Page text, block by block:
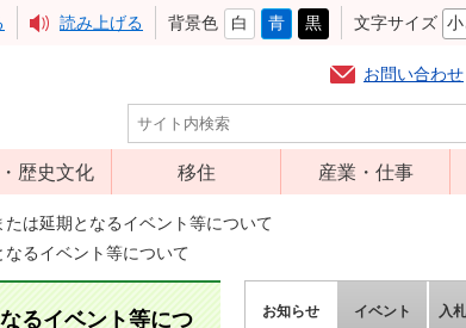
読み上げる 背景色 白 青 黒 文字サイズ 小
お問い合わせ
歴史文化
プルミュー
ム
づな歴史ふ
移住 産業・仕事
就労支援
商工業振興
は延期となるイベント等について
るイベント等について
るイベント等につ
お知らせ イベント 入